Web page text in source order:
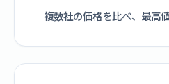
複数社の価格を比べ、最高